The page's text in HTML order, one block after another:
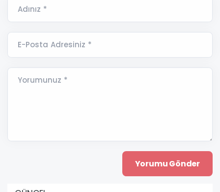
Adınız *
E-Posta Adresiniz *
Yorumunuz *